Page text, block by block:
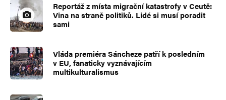
Reportáž z místa migrační katastrofy v Ceutě:
Vina na straně politiků. Lidé si musí poradit
sami
Vláda premiéra Sáncheze patří k posledním
v EU, fanaticky vyznávajícím
multikulturalismus